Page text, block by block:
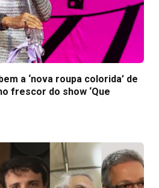
a ‘nova roupa colorida’ de
frescor do show ‘Que